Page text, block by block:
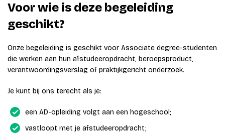
Voor wie is deze begeleiding
geschikt?
Onze begeleiding is geschikt voor Associate degree-studenten
die werken aan hun afstudeeropdracht, beroepsproduct,
verantwoordingsverslag of praktijkgericht onderzoek.
Je kunt bij ons terecht als je:
een AD-opleiding volgt aan een hogeschool;
vastloopt met je afstudeeropdracht;